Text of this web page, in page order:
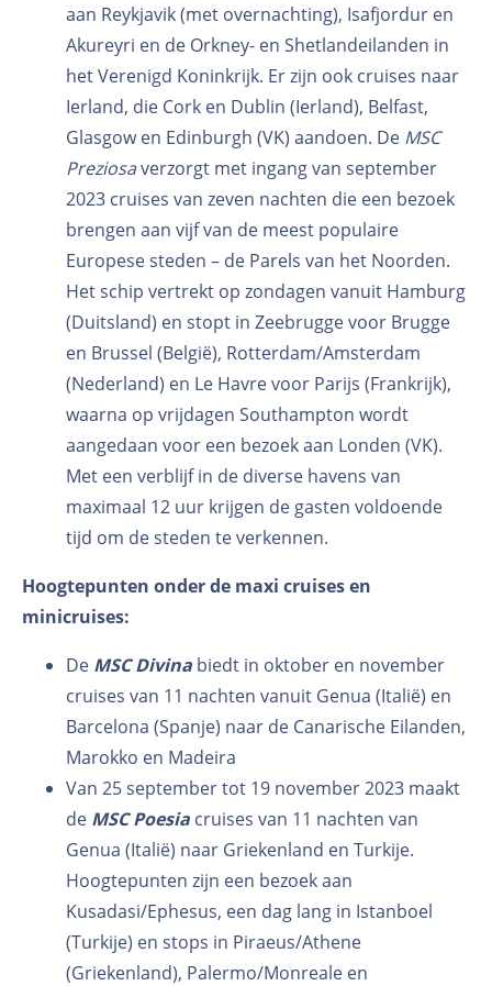
aan Reykjavik (met overnachting), Isafjordur en
Akureyri en de Orkney- en Shetlandeilanden in
het Verenigd Koninkrijk. Er zijn ook cruises naar
Ierland, die Cork en Dublin (Ierland), Belfast,
Glasgow en Edinburgh (VK) aandoen. De MSC
Preziosaverzorgt met ingang van september
2023 cruises van zeven nachten die een bezoek
brengen aan vijf van de meest populaire
Europese steden – de Parels van het Noorden.
Het schip vertrekt op zondagen vanuit Hamburg
(Duitsland) en stopt in Zeebrugge voor Brugge
en Brussel (België), Rotterdam/Amsterdam
(Nederland) en Le Havre voor Parijs (Frankrijk),
waarna op vrijdagen Southampton wordt
aangedaan voor een bezoek aan Londen (VK).
Met een verblijf in de diverse havens van
maximaal 12 uur krijgen de gasten voldoende
tijd om de steden te verkennen.
Hoogtepunten onder de maxi cruises en
minicruises:
De MSC Divina biedt in oktober en november
cruises van 11 nachten vanuit Genua (Italië) en
Barcelona (Spanje) naar de Canarische Eilanden,
Marokko en Madeira
Van 25 september tot 19 november 2023 maakt
de MSC Poesia cruises van 11 nachten van
Genua (Italië) naar Griekenland en Turkije.
Hoogtepunten zijn een bezoek aan
Kusadasi/Ephesus, een dag lang in Istanboel
(Turkije) en stops in Piraeus/Athene
(Griekenland), Palermo/Monreale en